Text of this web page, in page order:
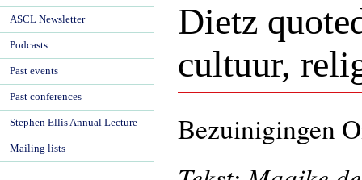
Dietz
cultuur,
Bezuinigingen
ASCL Newsletter
Podcasts
Past events
Past conferences
Stephen Ellis Annual Lecture
Mailing lists